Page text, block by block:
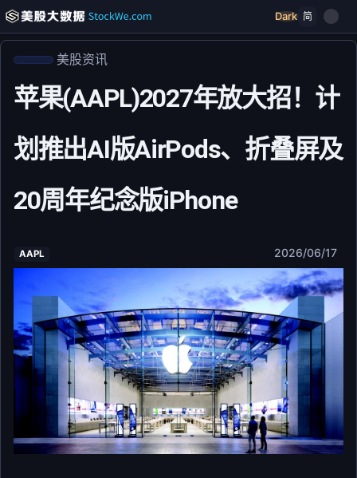
Dark 简
美股资讯
苹果(AAPL)2027年放大招！计
划推出AI版AirPods、折叠屏及
20周年纪念版iPhone
AAPL 2026/06/17